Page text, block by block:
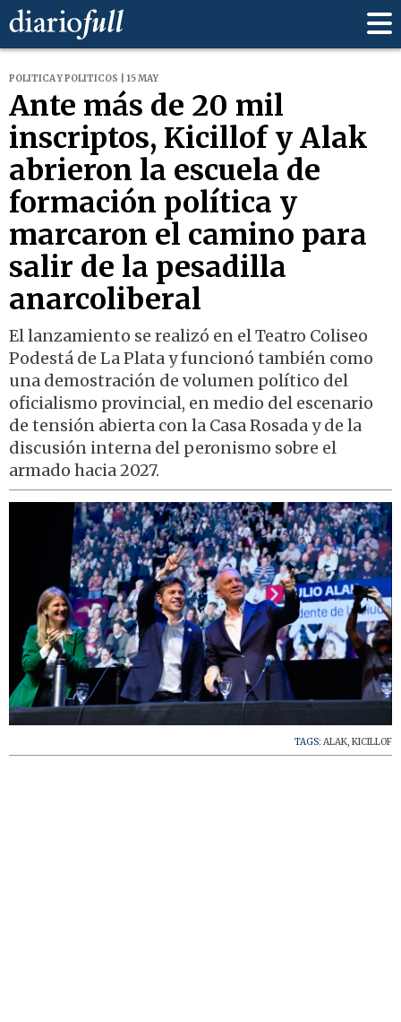
POLITICA Y POLITICOS | 15 MAY
Ante más de 20 mil
inscriptos, Kicillof y Alak
abrieron la escuela de
formación política y
marcaron el camino para
salir de la pesadilla
anarcoliberal
El lanzamiento se realizó en el Teatro Coliseo
Podestá de La Plata y funcionó también como
una demostración de volumen político del
oficialismo provincial, en medio del escenario
de tensión abierta con la Casa Rosada y de la
discusión interna del peronismo sobre el
armado hacia 2027.
TAGS: ALAK, KICILLOF